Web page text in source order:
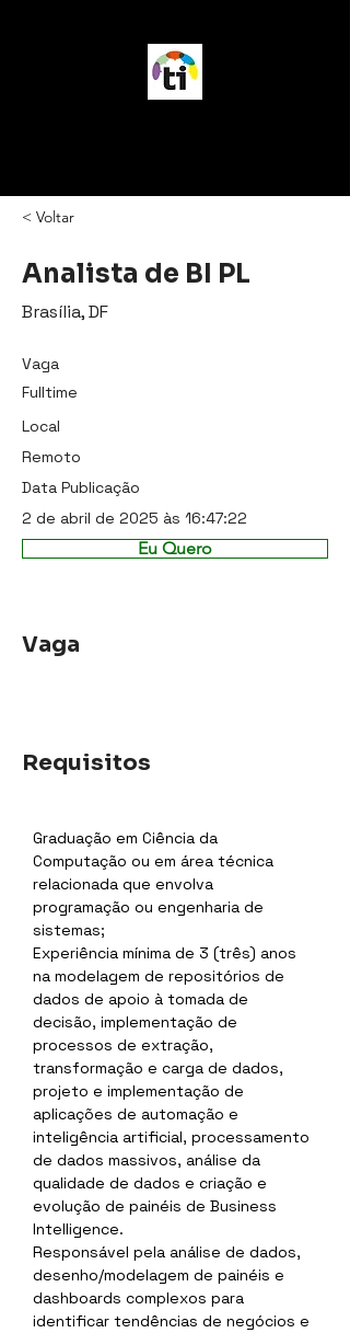
< Voltar
Analista de BI PL
Brasília, DF
Vaga
Fulltime
Local
Remoto
Data Publicação
2 de abril de 2025 às 16:47:22
Eu Quero
Vaga
Requisitos
Graduação em Ciência da
Computação ou em área técnica
relacionada que envolva
programação ou engenharia de
sistemas;
Experiência mínima de 3 (três) anos
na modelagem de repositórios de
dados de apoio à tomada de
decisão, implementação de
processos de extração,
transformação e carga de dados,
projeto e implementação de
aplicações de automação e
inteligência artificial, processamento
de dados massivos, análise da
qualidade de dados e criação e
evolução de painéis de Business
Intelligence.
Responsável pela análise de dados,
desenho/modelagem de painéis e
dashboards complexos para
identificar tendências de negócios e